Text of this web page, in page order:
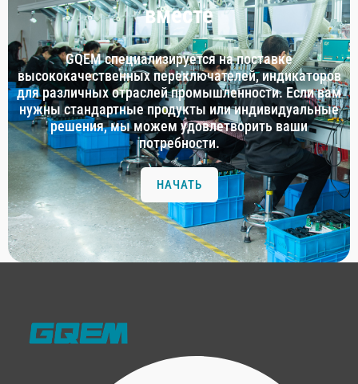
вместе
GQEM специализируется на поставке
высококачественных переключателей, индикаторов
для различных отраслей промышленности. Если вам
нужны стандартные продукты или индивидуальные
решения, мы можем удовлетворить ваши
потребности.
НАЧАТЬ